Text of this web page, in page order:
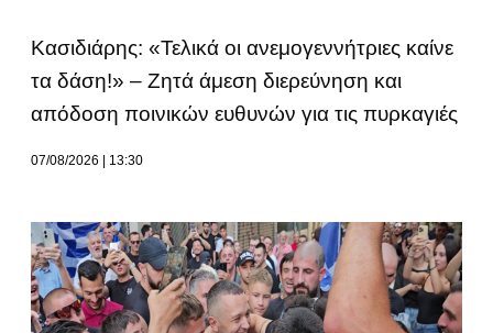
Κασιδιάρης: «Τελικά οι ανεμογεννήτριες καίνε
τα δάση!» – Ζητά άμεση διερεύνηση και
απόδοση ποινικών ευθυνών για τις πυρκαγιές
07/08/2026 13:30